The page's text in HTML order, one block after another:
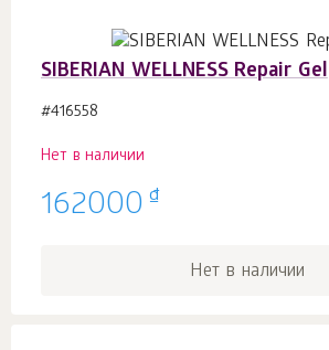
SIBERIAN WELLNESS Repair Gel
#416558
Нет в наличии
162000 ₫
Нет в наличии